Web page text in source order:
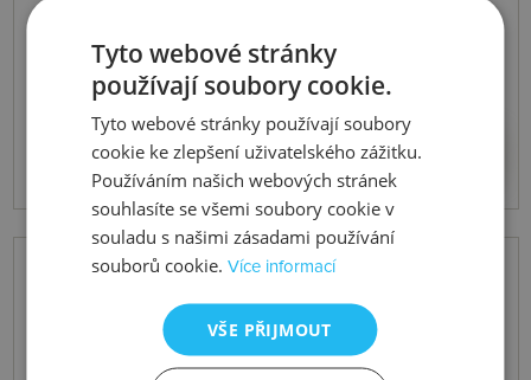
Skladem
Stříbrné pozlacené náušnice x Jac
Jossa Soul DE660
3080 Kč
Koupit
Tyto webové stránky
používají soubory cookie.
Tyto webové stránky používají soubory
cookie ke zlepšení uživatelského zážitku.
Používáním našich webových stránek
souhlasíte se všemi soubory cookie v
souladu s našimi zásadami používání
souborů cookie.Více informací
VŠE PŘIJMOUT